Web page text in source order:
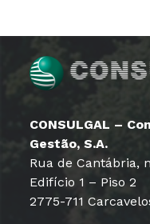
CONSULGAL –
Gestão, S.A.
Rua de Cantábria,
Edifício 1 – Piso 2
2775-711